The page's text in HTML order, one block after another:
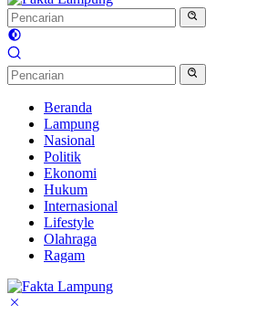
Beranda
Lampung
Nasional
Politik
Ekonomi
Hukum
Internasional
Lifestyle
Olahraga
Ragam